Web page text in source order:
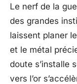
Le nerf de la
des grandes
laissent planer
et le métal
doute s’installe
vers l’or